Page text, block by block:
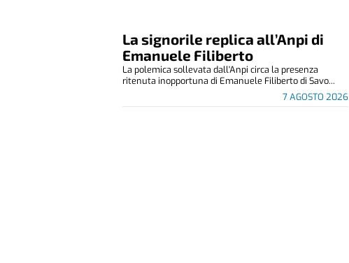
La signorile replica all’Anpi di
Emanuele Filiberto
7 AGOSTO 2026
La polemica sollevata dall'Anpi circa la presenza
ritenuta inopportuna di Emanuele Filiberto di Savo...